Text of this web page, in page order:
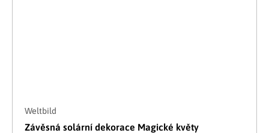
Weltbild
Závěsná solární dekorace Magické květy